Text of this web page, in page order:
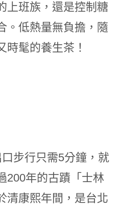
上班族，還是控制糖
。低熱量無負擔，隨
時髦的養生茶！
步行只需5分鐘，就
200年的古蹟「士林
清康熙年間，是台北